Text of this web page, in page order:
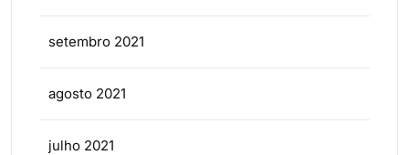
setembro 2021
agosto 2021
julho 2021